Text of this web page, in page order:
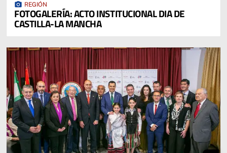
photo_camera REGIÓN
FOTOGALERÍA: ACTO INSTITUCIONAL DIA DE
CASTILLA-LA MANCHA